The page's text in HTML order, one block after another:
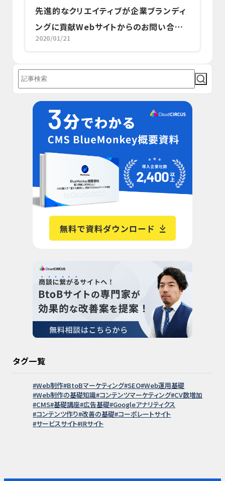
先進的なクリエイティブが企業ブランディ
ングに貢献Webサイトからのお問い合わ
せで新規顧客も獲得！
2020/01/21
タグ一覧
Web制作 BtoBマーケティング SEO Web運用基礎
Web制作の基礎知識 コンテンツマーケティング CV数増加
CMS 基礎講座 広告基礎 Googleアナリティクス
コンテンツ作り 改善の基礎 コーポレートサイト
サービスサイト IRサイト